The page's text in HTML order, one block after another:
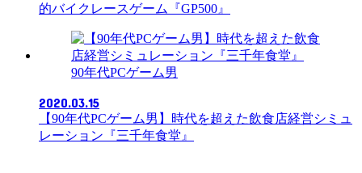
的バイクレースゲーム『GP500』
90年代PCゲーム男
2020.03.15
【90年代PCゲーム男】時代を超えた飲食店経営シミュ
レーション『三千年食堂』